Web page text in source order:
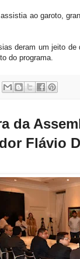
ao garoto,
deram um jeito
do programa.
da
Flávio